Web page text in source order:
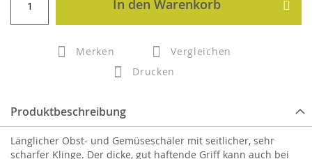
In den Warenkorb
Merken
Vergleichen
Drucken
Produktbeschreibung
Länglicher Obst- und Gemüseschäler mit seitlicher, sehr
scharfer Klinge. Der dicke, gut haftende Griff kann auch bei